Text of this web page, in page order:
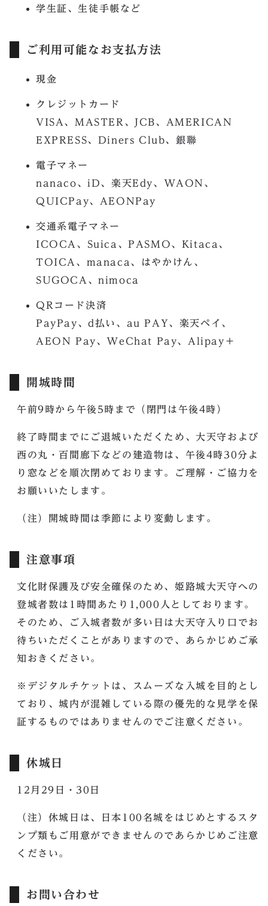
学生証、生徒手帳など
ご利用可能なお支払方法
現金
クレジットカード
VISA、MASTER、JCB、AMERICAN
EXPRESS、Diners Club、銀聯
電子マネー
nanaco、iD、楽天Edy、WAON、
QUICPay、AEONPay
交通系電子マネー
ICOCA、Suica、PASMO、Kitaca、
TOICA、manaca、はやかけん、
SUGOCA、nimoca
QRコード決済
PayPay、d払い、au PAY、楽天ペイ、
AEON Pay、WeChat Pay、Alipay＋
開城時間
午前9時から午後5時まで（閉門は午後4時）
終了時間までにご退城いただくため、大天守および
西の丸・百間廊下などの建造物は、午後4時30分よ
り窓などを順次閉めております。ご理解・ご協力を
お願いいたします。
（注）開城時間は季節により変動します。
注意事項
文化財保護及び安全確保のため、姫路城大天守への
登城者数は1時間あたり1,000人としております。
そのため、ご入城者数が多い日は大天守入り口でお
待ちいただくことがありますので、あらかじめご承
知おきください。
※デジタルチケットは、スムーズな入城を目的とし
ており、城内が混雑している際の優先的な見学を保
証するものではありませんのでご注意ください。
休城日
12月29日・30日
（注）休城日は、日本100名城をはじめとするスタ
ンプ類もご用意ができませんのであらかじめご注意
ください。
お問い合わせ